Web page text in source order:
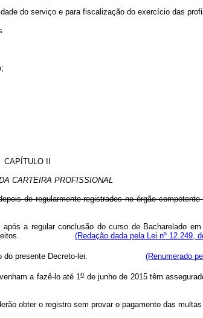
do serviço e para fiscalização do exercício das
CAPÍTULO II
CARTEIRA PROFISSIONAL
de regularmente registrados no órgão
a regular conclusão do curso de Bacharelado
sujeitos. (Redação dada pela Lei nº 12.249,
presente Decreto-lei. (Renumerado
a fazê-lo até 1ode junho de 2015 têm
obter o registro sem provar o pagamento das